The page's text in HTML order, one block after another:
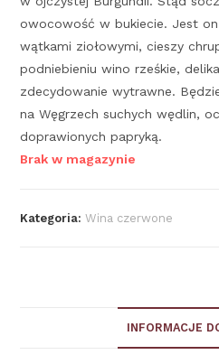
owocowość w bukiecie. Jest
wątkami ziołowymi, cieszy
podniebieniu wino rześkie,
zdecydowanie wytrawne.
na Węgrzech suchych wędlin,
doprawionych papryką.
Brak w magazynie
Kategoria:Wina czerwone
INFORMACJE